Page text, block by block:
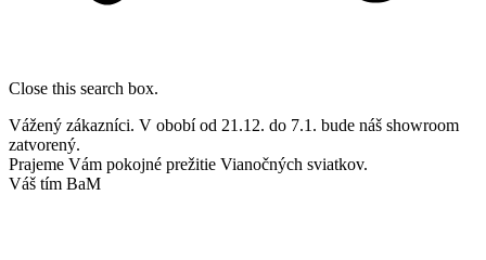
Close this search box.
Vážený zákazníci. V obobí od 21.12. do 7.1. bude náš showroom
zatvorený.
Prajeme Vám pokojné prežitie Vianočných sviatkov.
Váš tím BaM